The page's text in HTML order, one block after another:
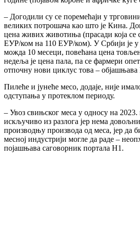
– Догодили су се поремећаји у
великих потрошача као што је Кина.
цена живих животиња (прасади која се
ЕУР/ком на 110 ЕУР/ком). У Србији је у
можда 10 месеци, повећана цена
недеља је цена пала, па се фармери
отпочну нови циклус това –
Пилеће и јунеће месо, додаје, није
одступања у протеклом периоду.
– Увоз свињског меса у односу на 2023.
искључиво из разлога јер нема
производњу производа од меса, јер да
месној индустрији могле да раде –
појашњава саговорник портала Н1.